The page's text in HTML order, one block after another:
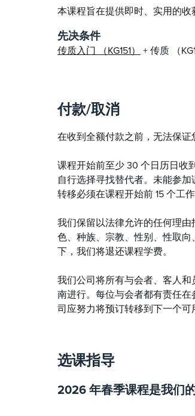
本课程旨在提供即时、实用的收
先决条件
传质入门 （KG151） + 传质 （
付款/取消
在收到全额付款之前，无法保
课程开始前至少 30 个日历日收
自行选择寻找替代者。未能参
转移必须在课程开始前 15 个工作
我们保留以法律允许的任何理
色、种族、宗教、性别、性取
下，我们将退还课程学费。
我们公司将所有与会者、客人
南进行。每位与会者都有责任
司应努力将预订转移到下一个可
选课指导
2026 年春季课程是我们